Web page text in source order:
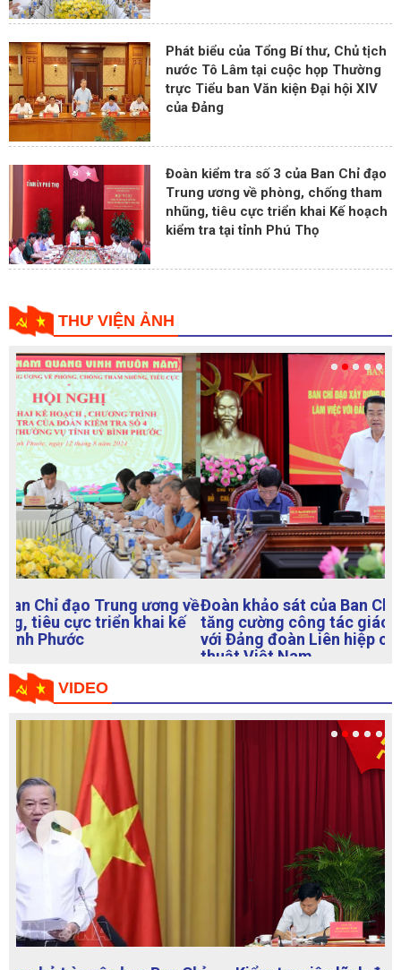
Phát biểu của Tổng Bí thư, Chủ tịch
nước Tô Lâm tại cuộc họp Thường
trực Tiểu ban Văn kiện Đại hội XIV
của Đảng
Đoàn kiểm tra số 3 của Ban Chỉ đạo
Trung ương về phòng, chống tham
nhũng, tiêu cực triển khai Kế hoạch
kiểm tra tại tỉnh Phú Thọ
THƯ VIỆN ẢNH
Đoàn khảo sát của Ban Chỉ đạo xây dựng Đề án về
tăng cường công tác giáo dục liêm chính làm việc
với Đảng đoàn Liên hiệp các Hội Văn học Nghệ
VIDEO